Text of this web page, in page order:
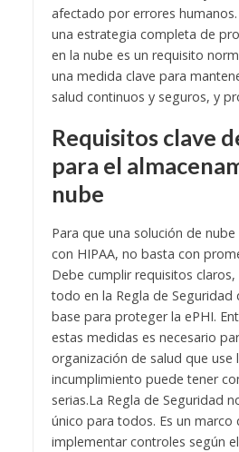
afectado por errores
una estrategia completa de
en la nube es un requisito
una medida clave para
salud continuos y seguros, y
Requisitos clave
para el
nube
Para que una solución de
con HIPAA, no basta con
Debe cumplir requisitos
todo en la Regla de Seguridad
base para proteger la ePHI.
estas medidas es necesario
organización de salud que use
incumplimiento puede tener
serias.La Regla de Seguridad
único para todos. Es un marco
implementar controles según